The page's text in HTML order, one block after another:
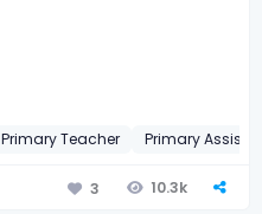
Primary Teacher Primary
3 10.3k